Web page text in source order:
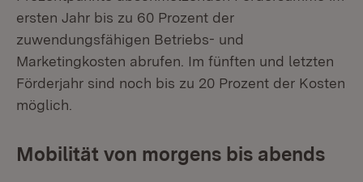
ersten Jahr bis zu 60 Prozent der
zuwendungsfähigen Betriebs- und
Marketingkosten abrufen. Im fünften und letzten
Förderjahr sind noch bis zu 20 Prozent der Kosten
möglich.
Mobilität von morgens bis abends